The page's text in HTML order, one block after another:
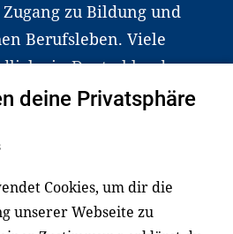
zu Bildung und
Berufsleben. Viele
in Deutschland
Schwierigkeiten dabei.
Erzieher*innen,
Dafür arbeiten wir eng
deine Privatsphäre
Cookies, um dir die
unserer Webseite zu